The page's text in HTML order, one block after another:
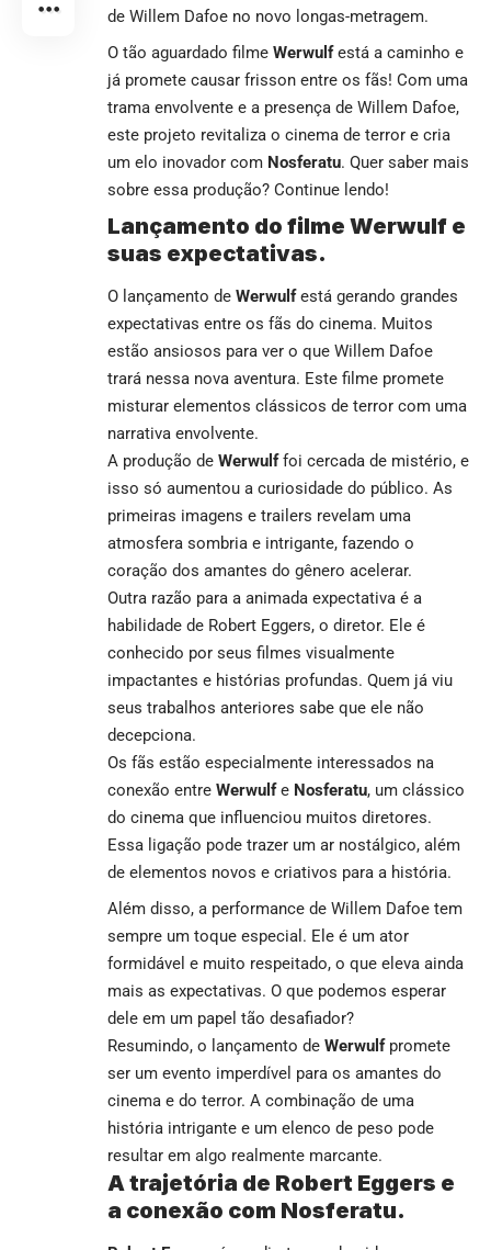
de Willem Dafoe no novo longas-metragem.
O tão aguardado filme Werwulfestá a caminho e
já promete causar frisson entre os fãs! Com uma
trama envolvente e a presença de Willem Dafoe,
este projeto revitaliza o cinema de terror e cria
um elo inovador com Nosferatu. Quer saber mais
sobre essa produção? Continue lendo!
Lançamento do filme Werwulf e
suas expectativas.
O lançamento de Werwulfestá gerando grandes
expectativas entre os fãs do cinema. Muitos
estão ansiosos para ver o que Willem Dafoe
trará nessa nova aventura. Este filme promete
misturar elementos clássicos de terror com uma
narrativa envolvente.
A produção de Werwulffoi cercada de mistério, e
isso só aumentou a curiosidade do público. As
primeiras imagens e trailers revelam uma
atmosfera sombria e intrigante, fazendo o
coração dos amantes do gênero acelerar.
Outra razão para a animada expectativa é a
habilidade de Robert Eggers, o diretor. Ele é
conhecido por seus filmes visualmente
impactantes e histórias profundas. Quem já viu
seus trabalhos anteriores sabe que ele não
decepciona.
Os fãs estão especialmente interessados na
conexão entre Werwulfe Nosferatu, um clássico
do cinema que influenciou muitos diretores.
Essa ligação pode trazer um ar nostálgico, além
de elementos novos e criativos para a história.
Além disso, a performance de Willem Dafoe tem
sempre um toque especial. Ele é um ator
formidável e muito respeitado, o que eleva ainda
mais as expectativas. O que podemos esperar
dele em um papel tão desafiador?
Resumindo, o lançamento de Werwulfpromete
ser um evento imperdível para os amantes do
cinema e do terror. A combinação de uma
história intrigante e um elenco de peso pode
resultar em algo realmente marcante.
A trajetória de Robert Eggers e
a conexão com Nosferatu.